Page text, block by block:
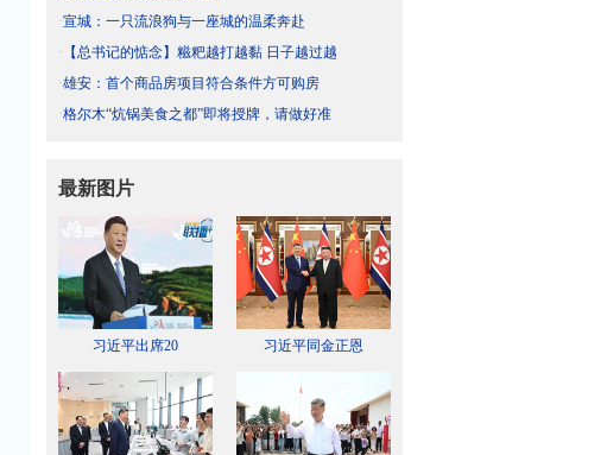
·宣城：一只流浪狗与一座城的温柔奔赴
· 【总书记的惦念】糍粑越打越黏 日子越过越
·雄安：首个商品房项目符合条件方可购房
·格尔木“炕锅美食之都”即将授牌，请做好准
最新图片
习近平出席20 习近平同金正恩